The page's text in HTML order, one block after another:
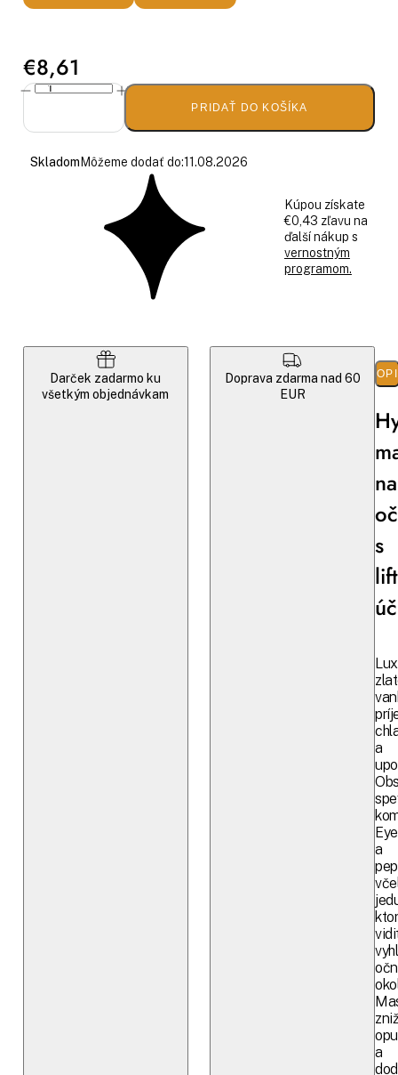
€8,61
PRIDAŤ DO KOŠÍKA
Skladom Môžeme dodať do:11.08.2026
Kúpou získate
€0,43 zľavu na
ďalší nákup s
vernostným
programom.
Darček zadarmo ku
všetkým objednávkam
Doprava zdarma nad 60
EUR
na
s
a
a
a